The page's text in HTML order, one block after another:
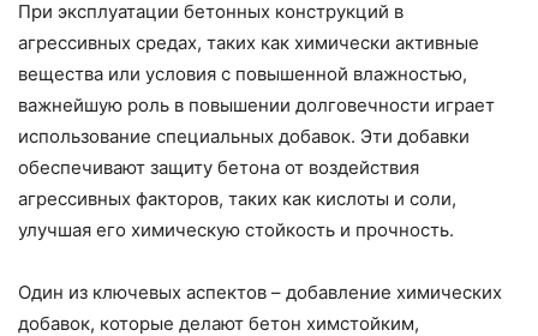
При эксплуатации бетонных конструкций в
агрессивных средах, таких как химически активные
вещества или условия с повышенной влажностью,
важнейшую роль в повышении долговечности играет
использование специальных добавок. Эти добавки
обеспечивают защиту бетона от воздействия
агрессивных факторов, таких как кислоты и соли,
улучшая его химическую стойкость и прочность.
Один из ключевых аспектов – добавление химических
добавок, которые делают бетон химстойким,